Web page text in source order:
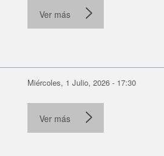
Ver más
Miércoles, 1 Julio, 2026 - 17:30
Ver más